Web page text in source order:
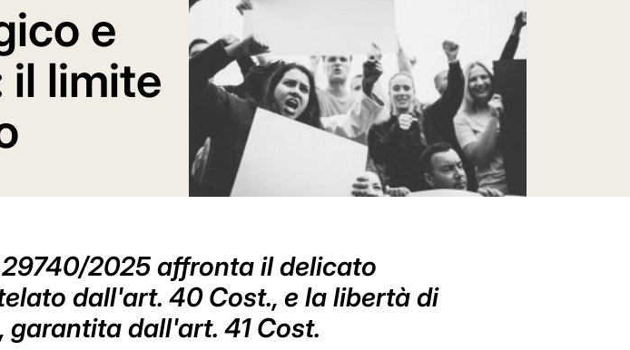
e
il limite
2025 affronta il delicato
dall'art. 40 Cost., e la libertà di
dall'art. 41 Cost.